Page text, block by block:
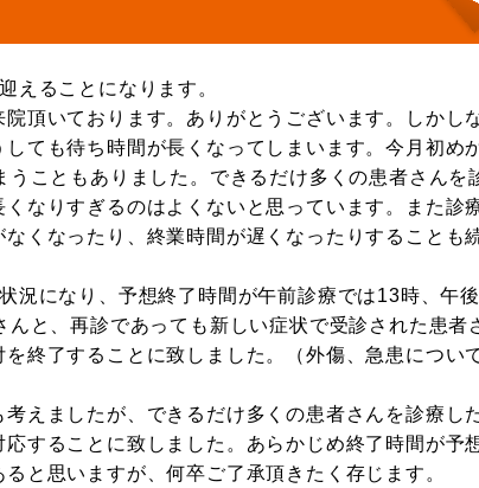
えることになります。
頂いております。ありがとうございます。しかし
ても待ち時間が長くなってしまいます。今月初め
こともありました。できるだけ多くの患者さんを
なりすぎるのはよくないと思っています。また診
くなったり、終業時間が遅くなったりすることも
況になり、予想終了時間が午前診療では13時、午後
と、再診であっても新しい症状で受診された患者
終了することに致しました。（外傷、急患につい
えましたが、できるだけ多くの患者さんを診療し
することに致しました。あらかじめ終了時間が予
ると思いますが、何卒ご了承頂きたく存じます。